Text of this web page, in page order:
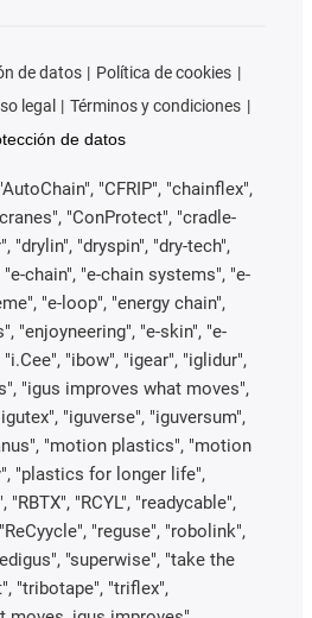
de datos
Política de cookies
legal
Términos y condiciones
de datos
"CFRIP", "chainflex",
"ConProtect", "cradle-
"drylin", "dryspin", "dry-tech",
chain", "e-chain systems", "e-
"e-loop", "energy chain",
"enjoyneering", "e-skin", "e-
"ibow", "igear", "iglidur",
"igus improves what moves",
"iguverse", "iguversum",
"motion plastics", "motion
"plastics for longer life",
"RCYL", "readycable",
"reguse", "robolink",
"superwise", "take the
"tribotape", "triflex",